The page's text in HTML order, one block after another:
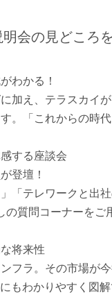
会の見どころ
わかる！
加え、テラスカイ
。「これからの時
する座談会
登壇！
」「テレワークと出
質問コーナーをご
将来性
ンフラ。その市場が
もわかりやすく図解